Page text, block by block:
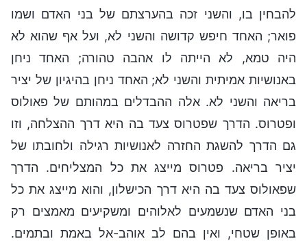
להבחין בו, והשני זכה בהערצתם של בני האדם ושמו
פואר; האחד חיפש קדושה והשני לא, ועל אף שהוא לא
היה טמא, לא הייתה לו אהבה טהורה; האחד ניחן
באנושיות אמיתית והשני לא; האחד ניחן בהיגיון של יציר
בריאה והשני לא. אלה ההבדלים במהותם של פאולוס
ופטרוס. הדרך שפטרוס צעד בה היא דרך ההצלחה, וזו
גם הדרך להשגת החזרה לאנושיות רגילה ולחובתו של
יציר בריאה. פטרוס מייצג את כל המצליחים. הדרך
שפאולוס צעד בה היא דרך הכישלון, והוא מייצג את כל
בני האדם שנשמעים לאלוהים ומשקיעים מאמצים רק
באופן שטחי, ואין בהם לב אוהב-אל באמת ובתמים.